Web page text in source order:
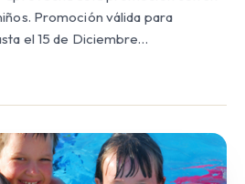
Promoción válida para
el 15 de Diciembre…